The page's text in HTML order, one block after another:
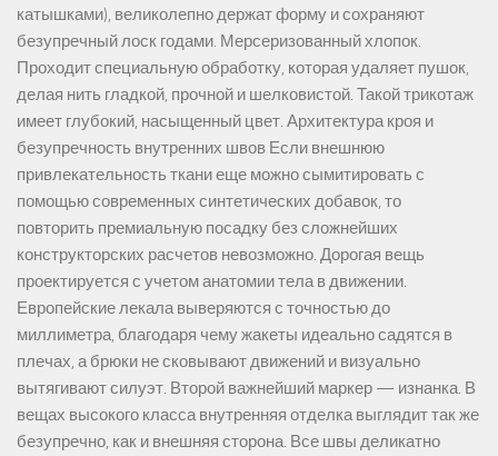
катышками), великолепно держат форму и сохраняют
безупречный лоск годами. Мерсеризованный хлопок.
Проходит специальную обработку, которая удаляет пушок,
делая нить гладкой, прочной и шелковистой. Такой трикотаж
имеет глубокий, насыщенный цвет. Архитектура кроя и
безупречность внутренних швов Если внешнюю
привлекательность ткани еще можно сымитировать с
помощью современных синтетических добавок, то
повторить премиальную посадку без сложнейших
конструкторских расчетов невозможно. Дорогая вещь
проектируется с учетом анатомии тела в движении.
Европейские лекала выверяются с точностью до
миллиметра, благодаря чему жакеты идеально садятся в
плечах, а брюки не сковывают движений и визуально
вытягивают силуэт. Второй важнейший маркер — изнанка. В
вещах высокого класса внутренняя отделка выглядит так же
безупречно, как и внешняя сторона. Все швы деликатно